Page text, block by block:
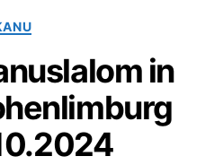
Kategorien
in